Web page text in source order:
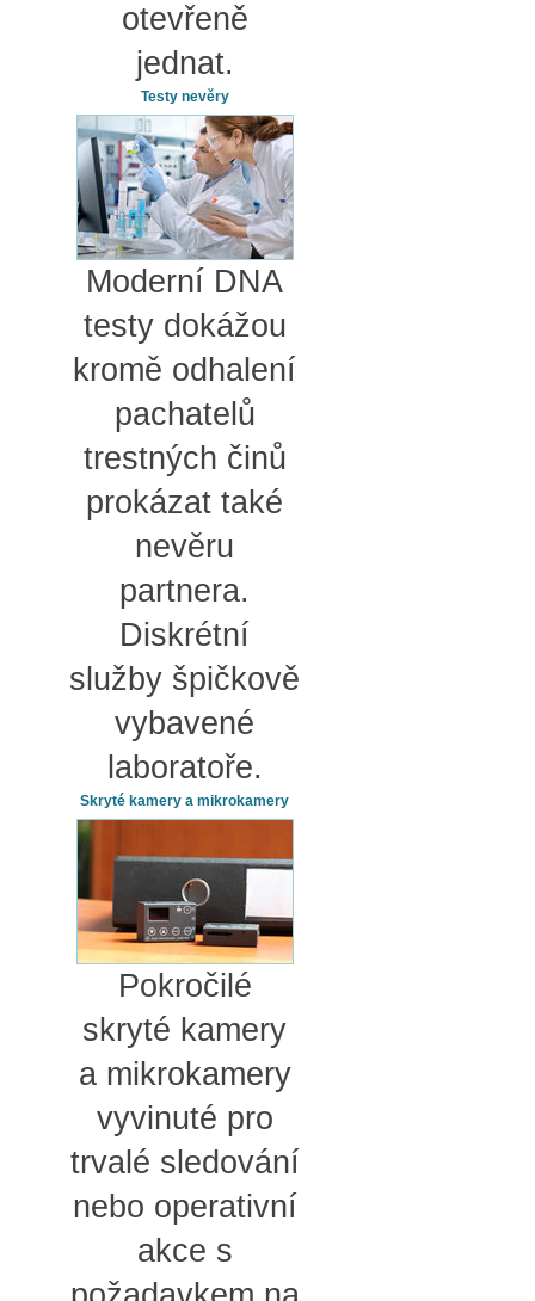
otevřeně
jednat.
Testy nevěry
Moderní DNA
testy dokážou
kromě odhalení
pachatelů
trestných činů
prokázat také
nevěru
partnera.
Diskrétní
služby špičkově
vybavené
laboratoře.
Skryté kamery a mikrokamery
Pokročilé
skryté kamery
a mikrokamery
vyvinuté pro
trvalé sledování
nebo operativní
akce s